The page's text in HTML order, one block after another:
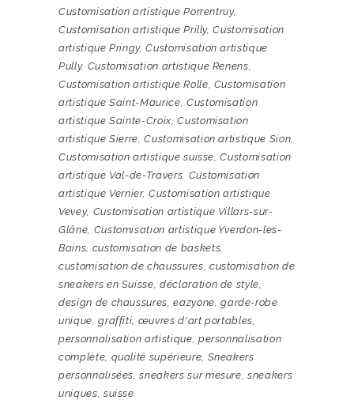
Customisation artistique Porrentruy,
Customisation artistique Prilly,Customisation
artistique Pringy,Customisation artistique
Pully, Customisation artistique Renens,
Customisation artistique Rolle, Customisation
artistique Saint-Maurice, Customisation
artistique Sainte-Croix,Customisation
artistique Sierre,Customisation artistique Sion,
Customisation artistique suisse,Customisation
artistique Val-de-Travers, Customisation
artistique Vernier,Customisation artistique
Vevey, Customisation artistique Villars-sur-
Glâne, Customisation artistique Yverdon-les-
Bains, customisation de baskets,
customisation de chaussures, customisation de
sneakers en Suisse,déclaration de style,
design de chaussures,eazyone,garde-robe
unique,graffiti, œuvres d'art portables,
personnalisation artistique, personnalisation
complète, qualité supérieure, Sneakers
personnalisées,sneakers sur mesure,sneakers
uniques, suisse